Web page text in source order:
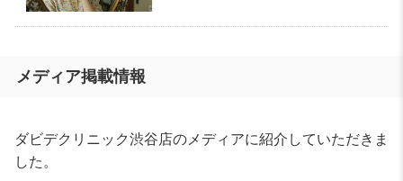
メディア掲載情報
ダビデクリニック渋谷店のメディアに紹介していただきま
した。